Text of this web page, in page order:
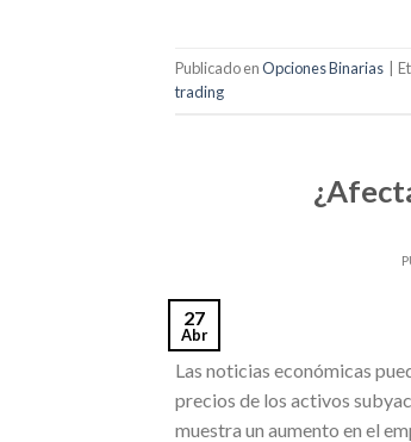
Publicado enOpciones Binarias
trading
27
Abr
Las noticias económicas
precios de los activos
muestra un aumento en el